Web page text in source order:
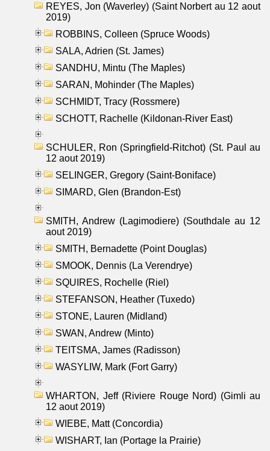
REYES, Jon (Waverley) (Saint Norbert au 12 aout
2019)
ROBBINS, Colleen (Spruce Woods)
SALA, Adrien (St. James)
SANDHU, Mintu (The Maples)
SARAN, Mohinder (The Maples)
SCHMIDT, Tracy (Rossmere)
SCHOTT, Rachelle (Kildonan-River East)
SCHULER, Ron (Springfield-Ritchot) (St. Paul au
12 aout 2019)
SELINGER, Gregory (Saint-Boniface)
SIMARD, Glen (Brandon-Est)
SMITH, Andrew (Lagimodiere) (Southdale au 12
aout 2019)
SMITH, Bernadette (Point Douglas)
SMOOK, Dennis (La Verendrye)
SQUIRES, Rochelle (Riel)
STEFANSON, Heather (Tuxedo)
STONE, Lauren (Midland)
SWAN, Andrew (Minto)
TEITSMA, James (Radisson)
WASYLIW, Mark (Fort Garry)
WHARTON, Jeff (Riviere Rouge Nord) (Gimli au
12 aout 2019)
WIEBE, Matt (Concordia)
WISHART, Ian (Portage la Prairie)